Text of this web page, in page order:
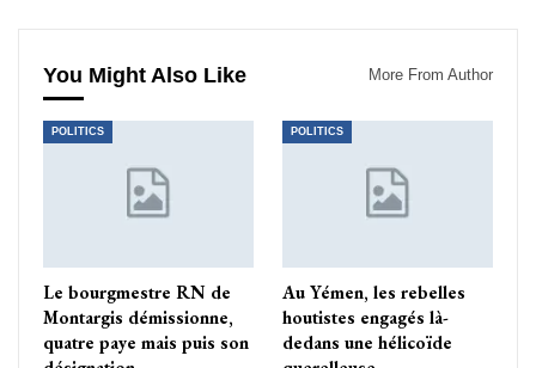
You Might Also Like More From Author
POLITICS
Le bourgmestre RN de
Montargis démissionne,
quatre paye mais puis son
POLITICS
Au Yémen, les rebelles
houtistes engagés là-
dedans une hélicoïde